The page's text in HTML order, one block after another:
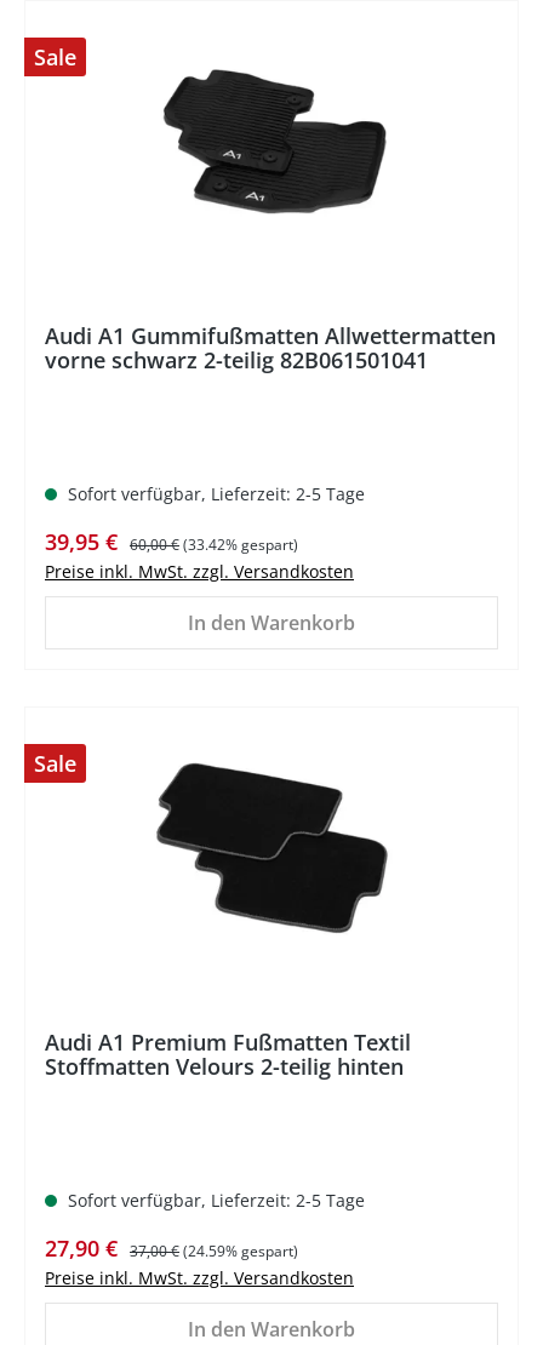
Sale
Audi A1 Gummifußmatten Allwettermatten
vorne schwarz 2-teilig 82B061501041
Sofort verfügbar, Lieferzeit: 2-5 Tage
Verkaufspreis:
39,95 € Regulärer Preis:
60,00 €(33.42% gespart)
Preise inkl. MwSt. zzgl. Versandkosten
In den Warenkorb
Sale
Audi A1 Premium Fußmatten Textil
Stoffmatten Velours 2-teilig hinten
Sofort verfügbar, Lieferzeit: 2-5 Tage
Verkaufspreis:
27,90 € Regulärer Preis:
37,00 €(24.59% gespart)
Preise inkl. MwSt. zzgl. Versandkosten
In den Warenkorb